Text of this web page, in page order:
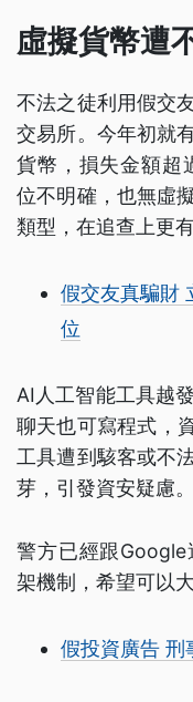
虛擬貨幣遭
不法之徒利用假交
交易所。今年初就
貨幣，損失金額超
位不明確，也無虛
類型，在追查上更有
假交友真騙財
位
AI人工智能工具越
聊天也可寫程式，
工具遭到駭客或不
芽，引發資安疑慮。
警方已經跟
架機制，希望可以
假投資廣告 刑